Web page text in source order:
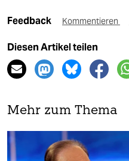
Feedback Kommentieren
Diesen Artikel teilen
Mehr zum Thema